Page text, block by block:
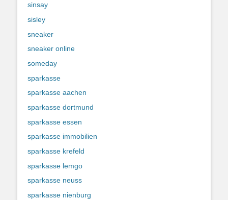
sinsay
sisley
sneaker
sneaker online
someday
sparkasse
sparkasse aachen
sparkasse dortmund
sparkasse essen
sparkasse immobilien
sparkasse krefeld
sparkasse lemgo
sparkasse neuss
sparkasse nienburg